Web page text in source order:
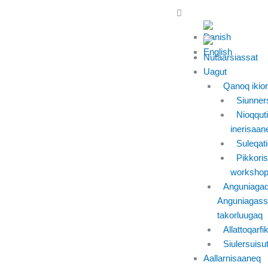
Main
Nutaarsiassat
Uagut
Qanoq
takorluugaq
Allattoqarfik
Siulersuisut
Aallarnisaaneq